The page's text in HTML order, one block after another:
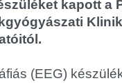
kapott a
(EEG)